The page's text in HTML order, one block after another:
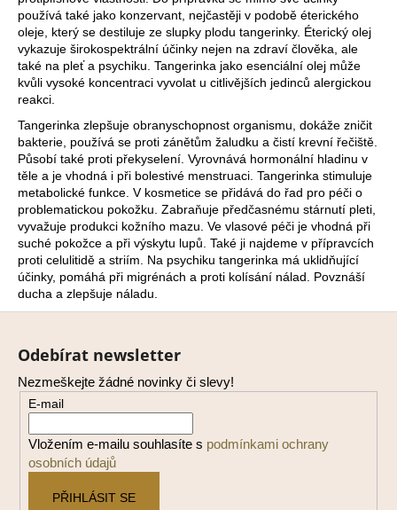
používá také jako konzervant, nejčastěji v podobě éterického
oleje, který se destiluje ze slupky plodu tangerinky. Éterický olej
vykazuje širokospektrální účinky nejen na zdraví člověka, ale
také na pleť a psychiku. Tangerinka jako esenciální olej může
kvůli vysoké koncentraci vyvolat u citlivějších jedinců alergickou
reakci.
Tangerinka zlepšuje obranyschopnost organismu, dokáže zničit
bakterie, používá se proti zánětům žaludku a čistí krevní řečiště.
Působí také proti překyselení. Vyrovnává hormonální hladinu v
těle a je vhodná i při bolestivé menstruaci. Tangerinka stimuluje
metabolické funkce. V kosmetice se přidává do řad pro péči o
problematickou pokožku. Zabraňuje předčasnému stárnutí pleti,
vyvažuje produkci kožního mazu. Ve vlasové péči je vhodná při
suché pokožce a při výskytu lupů. Také ji najdeme v přípravcích
proti celulitidě a striím. Na psychiku tangerinka má uklidňující
účinky, pomáhá při migrénách a proti kolísání nálad. Povznáší
ducha a zlepšuje náladu.
e
b
u
j
e
t
e
n
a
j
í
t
?
HLEDAT
D
Z
Odebírat newsletter
Nezmeškejte žádné novinky či slevy!
E-mail
Vložením e-mailu souhlasíte s podmínkami ochrany
osobních údajů
PŘIHLÁSIT SE